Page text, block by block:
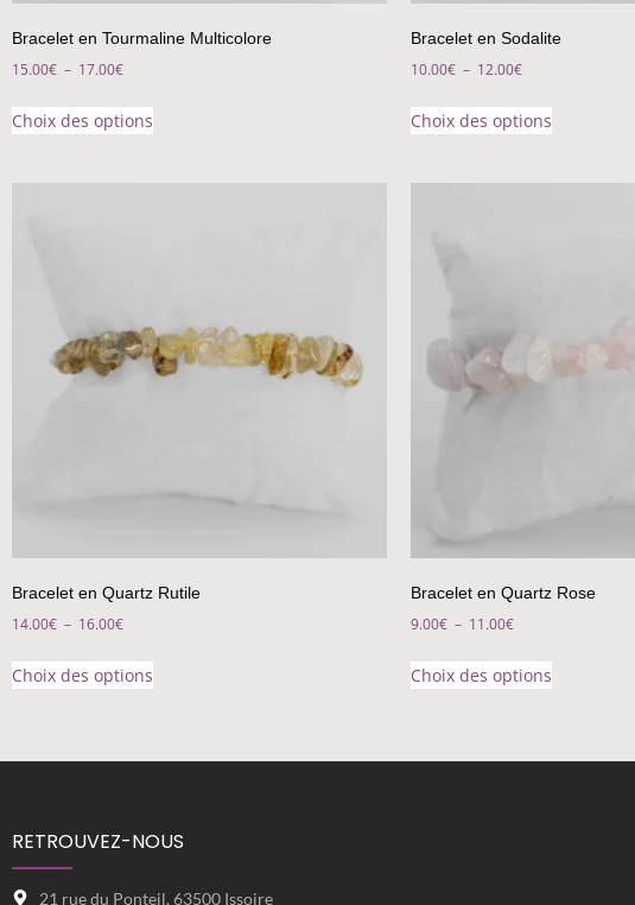
Bracelet en Tourmaline Multicolore
15.00€ – 17.00€
Choix des options
Bracelet en Sodalite
10.00€ – 12.00€
Choix des options
Bracelet en Quartz Rutile
14.00€ – 16.00€
Choix des options
Bracelet en Quartz Rose
9.00€ – 11.00€
Choix des options
RETROUVEZ-NOUS
21 rue du Ponteil, 63500 Issoire